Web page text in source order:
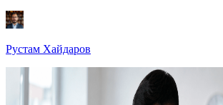
Рустам Хайдаров